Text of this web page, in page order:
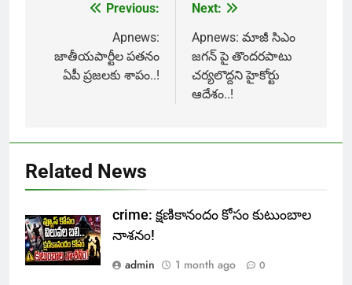
navigation
Previous:
Apnews:
జాతీయపార్టీల పతనం
ఏపీ ప్రజలకు శాపం..!
Next:
Apnews: మాజీ సిఎం
జగన్ పై తొందరపాటు
చర్యలొద్దని హైకోర్టు
ఆదేశం..!
Related News
crime: క్షణికానందం కోసం కుటుంబాల
నాశనం!
admin
1 month ago 0